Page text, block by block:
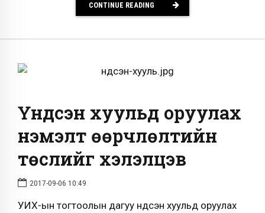
CONTINUE READING
Үндсэн хуульд оруулах
нэмэлт өөрчлөлтийн
төслийг хэлэлцэв
2017-09-06 10:49
УИХ-ын тогтоолын дагуу Үндсэн хуульд оруулах